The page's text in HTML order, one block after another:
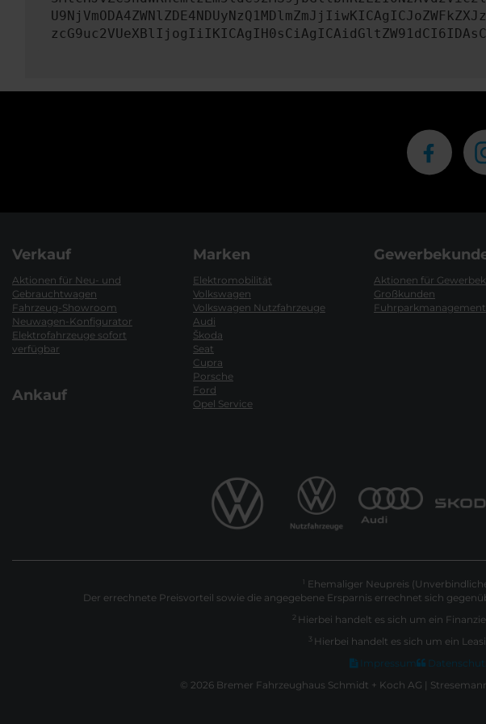
Verkauf
Aktionen für Neu- und
Gebrauchtwagen
Fahrzeug-Showroom
Neuwagen-Konfigurator
Elektrofahrzeuge sofort
verfügbar
Ankauf
Marken
Elektromobilität
Volkswagen
Volkswagen Nutzfahrzeuge
Audi
Škoda
Seat
Cupra
Porsche
Ford
Opel Service
Aktionen für
Großkunden
Fuhrparkmanagement
1 Ehemaliger Neupreis
Der errechnete Preisvorteil sowie die angegebene Ersparnis errechnet sich
2 Hierbei handelt es sich um ein
3 Hierbei handelt es sich um ein
Impressum
© 2026 Bremer Fahrzeughaus Schmidt + Koch AG |